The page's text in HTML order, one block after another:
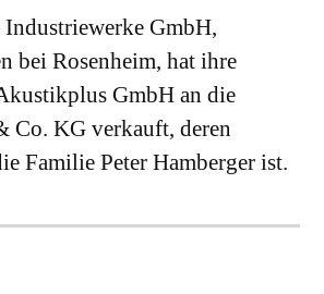
GmbH,
bei Rosenheim, hat ihre
GmbH an die
Co. KG verkauft, deren
Familie Peter Hamberger ist.